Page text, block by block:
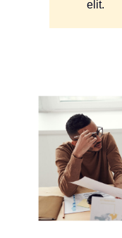
elit.